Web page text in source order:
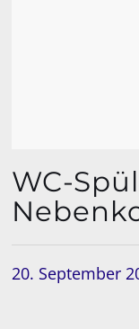
WC-
20. September